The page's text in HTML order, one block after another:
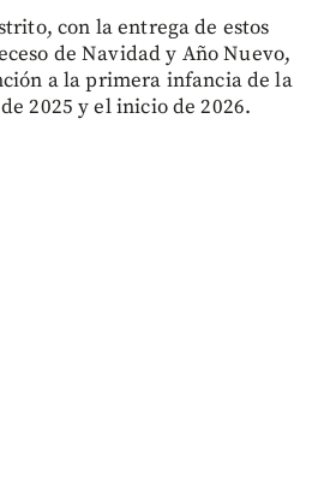
con la entrega de estos
de Navidad y Año Nuevo,
a la primera infancia de la
2025 y el inicio de 2026.